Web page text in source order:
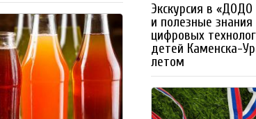
Экскурсия в «ДОДО
и полезные
цифровых
детей Каменска-
летом